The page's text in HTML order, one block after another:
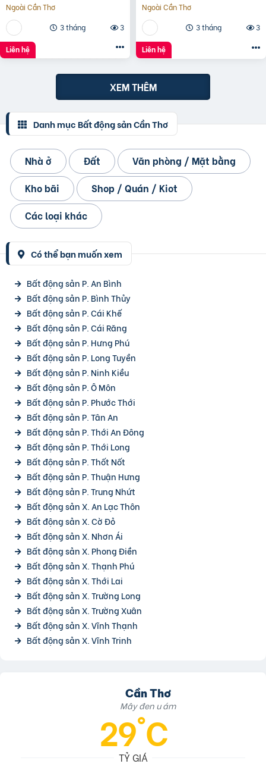
Ngoài Cần Thơ
3 tháng
3
Liên hệ
Ngoài Cần Thơ
3 tháng
3
Liên hệ
XEM THÊM
Danh mục Bất động sản Cần Thơ
Nhà ở Đất
Văn phòng / Mặt bằng
Kho bãi
Shop / Quán / Kiot
Các loại khác
Có thể bạn muốn xem
Bất động sản P. An Bình
Bất động sản P. Bình Thủy
Bất động sản P. Cái Khế
Bất động sản P. Cái Răng
Bất động sản P. Hưng Phú
Bất động sản P. Long Tuyền
Bất động sản P. Ninh Kiều
Bất động sản P. Ô Môn
Bất động sản P. Phước Thới
Bất động sản P. Tân An
Bất động sản P. Thới An Đông
Bất động sản P. Thới Long
Bất động sản P. Thốt Nốt
Bất động sản P. Thuận Hưng
Bất động sản P. Trung Nhứt
Bất động sản X. An Lạc Thôn
Bất động sản X. Cờ Đỏ
Bất động sản X. Nhơn Ái
Bất động sản X. Phong Điền
Bất động sản X. Thạnh Phú
Bất động sản X. Thới Lai
Bất động sản X. Trường Long
Bất động sản X. Trường Xuân
Bất động sản X. Vĩnh Thạnh
Bất động sản X. Vĩnh Trinh
Cần Thơ
Mây đen u ám
29°C
TỶ GIÁ